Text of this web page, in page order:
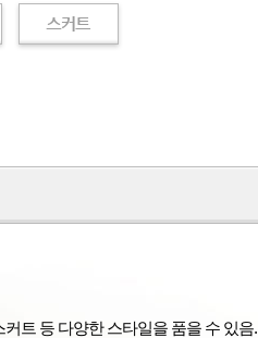
커트 등 다양한 스타일을 품을 수 있음.